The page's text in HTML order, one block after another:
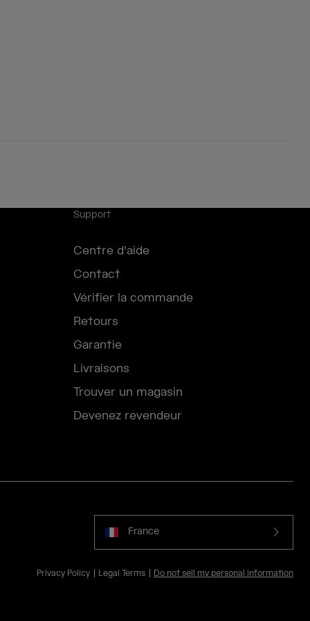
Support
Centre d'aide
Contact
Vérifier la commande
Retours
Garantie
Livraisons
Trouver un magasin
Devenez revendeur
France
Privacy Policy Legal Terms Do not sell my personal information